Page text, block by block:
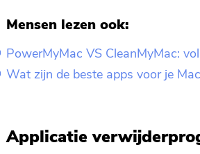
Mensen lezen ook:
PowerMyMac VS CleanMyMac:
Wat zijn de beste apps voor je
Applicatie